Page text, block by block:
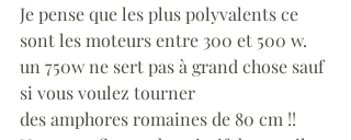
Je pense que les plus polyvalents ce
sont les moteurs entre 300 et 500 w.
un 750w ne sert pas à grand chose sauf
si vous voulez tourner
des amphores romaines de 80 cm !!